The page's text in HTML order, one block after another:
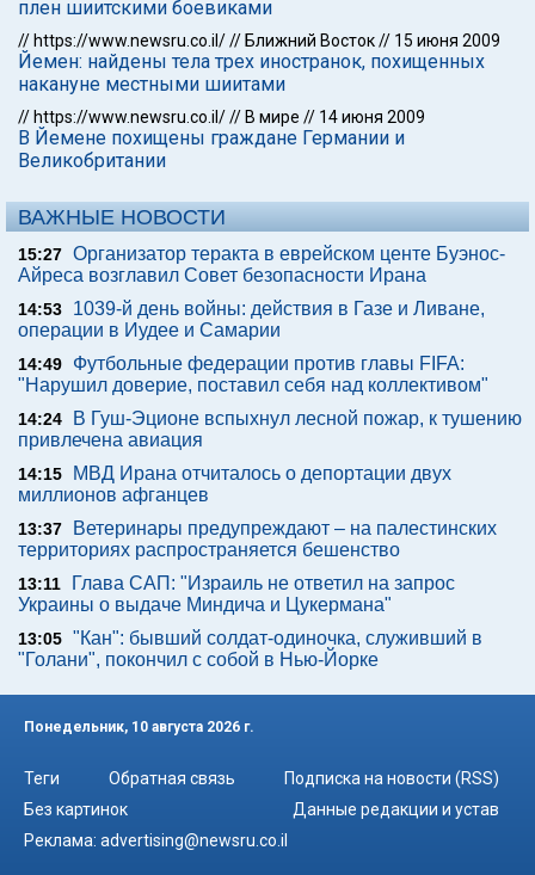
плен шиитскими боевиками
// https://www.newsru.co.il/// Ближний Восток// 15 июня 2009
Йемен: найдены тела трех иностранок, похищенных
накануне местными шиитами
// https://www.newsru.co.il/// В мире // 14 июня 2009
В Йемене похищены граждане Германии и
Великобритании
ВАЖНЫЕ НОВОСТИ
15:27 Организатор теракта в еврейском центе Буэнос-
Айреса возглавил Совет безопасности Ирана
14:53
1039-й день войны: действия в Газе и Ливане,
операции в Иудее и Самарии
14:49
Футбольные федерации против главы FIFA:
"Нарушил доверие, поставил себя над коллективом"
14:24
В Гуш-Эционе вспыхнул лесной пожар, к тушению
привлечена авиация
14:15
МВД Ирана отчиталось о депортации двух
миллионов афганцев
13:37
Ветеринары предупреждают – на палестинских
территориях распространяется бешенство
13:11
Глава САП: "Израиль не ответил на запрос
Украины о выдаче Миндича и Цукермана"
13:05 "Кан": бывший солдат-одиночка, служивший в
"Голани", покончил с собой в Нью-Йорке
Понедельник, 10 августа 2026 г.
Теги Обратная связь
Подписка на новости (RSS)
Без картинок
Данные редакции и устав
Реклама: advertising@newsru.co.il